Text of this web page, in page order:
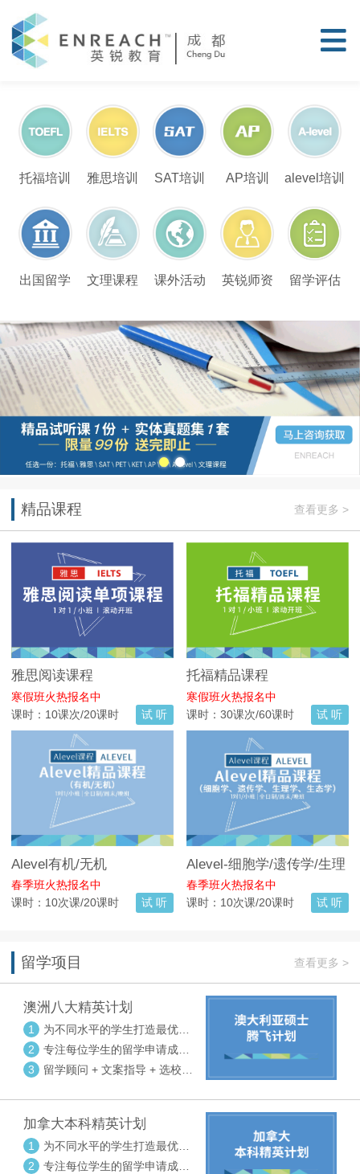
托福培训 雅思培训 SAT培训 AP培训 alevel培训
出国留学 文理课程 课外活动 英锐师资 留学评估
精品课程 查看更多 >
雅思阅读课程
寒假班火热报名中
课时：10课次/20课时
试 听
托福精品课程
寒假班火热报名中
课时：30课次/60课时
试 听
Alevel有机/无机
春季班火热报名中
课时：10次课/20课时
试 听
Alevel-细胞学/遗传学/生理
学/生态学
春季班火热报名中
课时：10次课/20课时
试 听
留学项目 查看更多 >
澳洲八大精英计划
1
为不同水平的学生打造最优选
校方案
2
专注每位学生的留学申请成功
率
3
留学顾问 + 文案指导 + 选校申
加拿大本科精英计划
1
为不同水平的学生打造最优选
校方案
2
专注每位学生的留学申请成功